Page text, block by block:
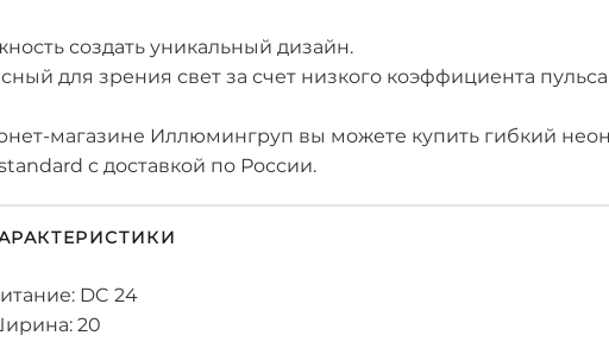
создать уникальный дизайн.
для зрения свет за счет низкого коэффициента
магазине Иллюмингруп вы можете купить гибкий
с доставкой по России.
DC 24
20